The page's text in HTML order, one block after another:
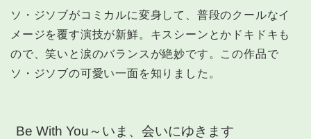
ソ・ジソブがコミカルに変身して、普段のクールなイ
メージを覆す演技が新鮮。キスシーンとかドキドキも
ので、笑いと涙のバランスが絶妙です。この作品で
ソ・ジソブの可愛い一面を知りました。
Be With You～いま、会いにゆきます